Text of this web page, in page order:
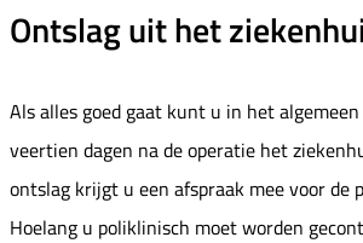
Ontslag uit het
Als alles goed gaat kunt u in het
veertien dagen na de operatie het
ontslag krijgt u een afspraak mee voor de
Hoelang u poliklinisch moet worden